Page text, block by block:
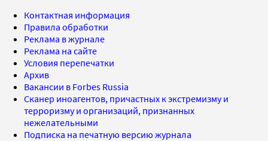
Контактная информация
Правила обработки
Реклама в журнале
Реклама на сайте
Условия перепечатки
Архив
Вакансии в Forbes Russia
Сканер иноагентов, причастных к экстремизму и
терроризму и организаций, признанных
нежелательными
Подписка на печатную версию журнала